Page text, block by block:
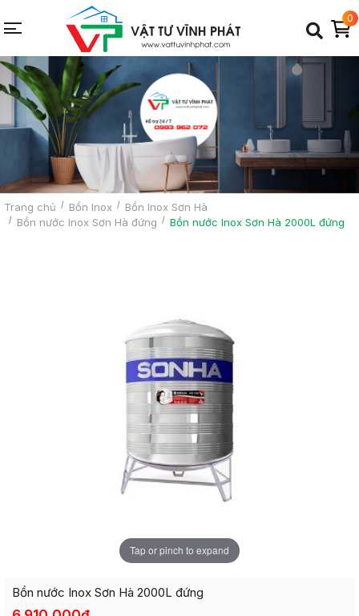
0
Trang chủ Bồn Inox
Bồn Inox Sơn Hà
Bồn nước Inox Sơn Hà đứng
Bồn nước Inox Sơn Hà 2000L đứng
Tap or pinch to expand
Bồn nước Inox Sơn Hà 2000L đứng